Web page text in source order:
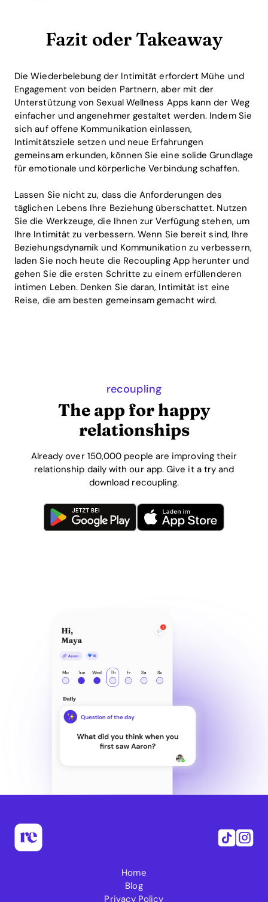
Fazit oder Takeaway
Die Wiederbelebung der Intimität erfordert Mühe und
Engagement von beiden Partnern, aber mit der
Unterstützung von Sexual Wellness Apps kann der Weg
einfacher und angenehmer gestaltet werden. Indem Sie
sich auf offene Kommunikation einlassen,
Intimitätsziele setzen und neue Erfahrungen
gemeinsam erkunden, können Sie eine solide Grundlage
für emotionale und körperliche Verbindung schaffen.
Lassen Sie nicht zu, dass die Anforderungen des
täglichen Lebens Ihre Beziehung überschattet. Nutzen
Sie die Werkzeuge, die Ihnen zur Verfügung stehen, um
Ihre Intimität zu verbessern. Wenn Sie bereit sind, Ihre
Beziehungsdynamik und Kommunikation zu verbessern,
laden Sie noch heute die Recoupling App herunter und
gehen Sie die ersten Schritte zu einem erfüllenderen
intimen Leben. Denken Sie daran, Intimität ist eine
Reise, die am besten gemeinsam gemacht wird.
recoupling
The app for happy
relationships
Already over 150,000 people are improving their
relationship daily with our app. Give it a try and
download recoupling.
Home
Blog
Privacy Policy